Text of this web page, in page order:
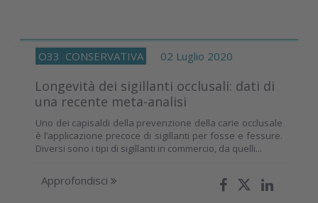
O33 CONSERVATIVA 02 Luglio 2020
Longevità dei sigillanti occlusali: dati di
una recente meta-analisi
Uno dei capisaldi della prevenzione della carie occlusale
è l’applicazione precoce di sigillanti per fosse e fessure.
Diversi sono i tipi di sigillanti in commercio, da quelli...
Approfondisci